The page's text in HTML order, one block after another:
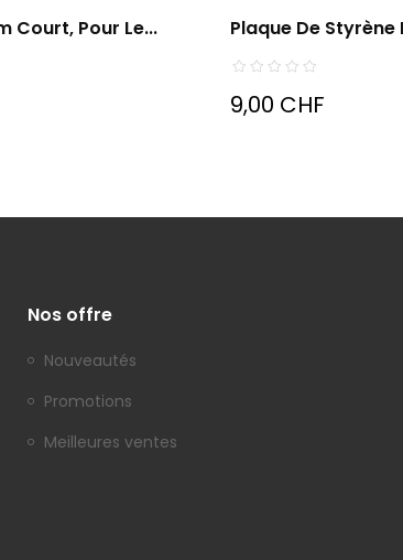
Court, Pour Le... Plaque De Styrène
9,00 CHF
Nos offre
Nouveautés
Promotions
Meilleures ventes